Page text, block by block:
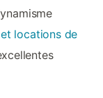
locations de